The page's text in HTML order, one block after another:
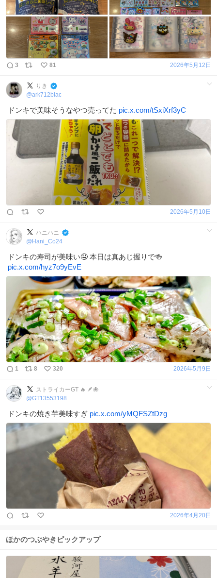
3 81 2026年5月12日
りき
@ark712blac
ドンキで美味そうなやつ売ってた pic.x.com/tSxiXrf3yC
2026年5月10日
ハニハニ
@ Hani_Co24
ドンキの寿司が美味い🤤 本日は真あじ握りで🍻
pic.x.com/hyz7o9yEvE
1 8 320 2026年5月9日
ストライカーGT 🔥 🪶🐙
@GT13553198
ドンキの焼き芋美味すぎ pic.x.com/yMQFSZtDzg
2026年4月20日
ほかのつぶやきピックアップ